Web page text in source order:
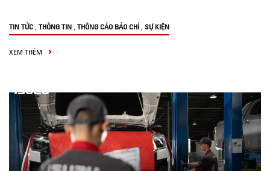
TIN TỨC , THÔNG TIN , THÔNG CÁO BÁO CHÍ , SỰ KIỆN
XEM THÊM